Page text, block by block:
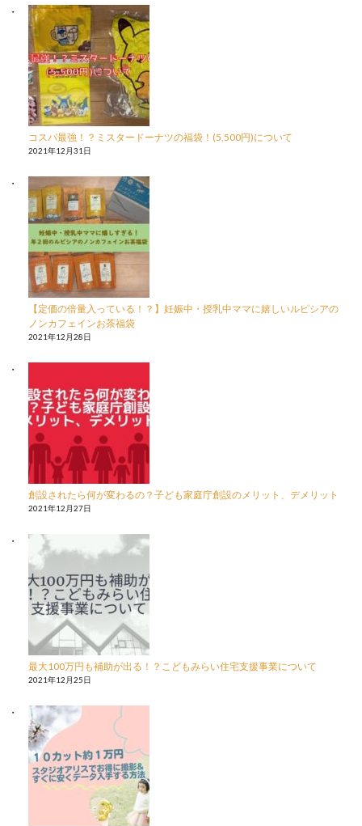
コスパ最強！？ミスタードーナツの福袋！(5,500円)について
2021年12月31日
【定価の倍量入っている！？】妊娠中・授乳中ママに嬉しいルピシアの
ノンカフェインお茶福袋
2021年12月28日
創設されたら何が変わるの？子ども家庭庁創設のメリット、デメリット
2021年12月27日
最大100万円も補助が出る！？こどもみらい住宅支援事業について
2021年12月25日